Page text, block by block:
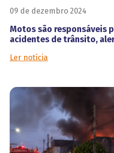
09 de dezembro 2024
Motos são responsáveis
acidentes de trânsito,
Ler notícia